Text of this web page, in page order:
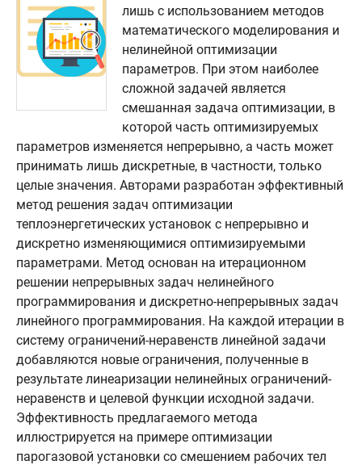
лишь с использованием методов
математического моделирования и
нелинейной оптимизации
параметров. При этом наиболее
сложной задачей является
смешанная задача оптимизации, в
которой часть оптимизируемых
параметров изменяется непрерывно, а часть может
принимать лишь дискретные, в частности, только
целые значения. Авторами разработан эффективный
метод решения задач оптимизации
теплоэнергетических установок с непрерывно и
дискретно изменяющимися оптимизируемыми
параметрами. Метод основан на итерационном
решении непрерывных задач нелинейного
программирования и дискретно-непрерывных задач
линейного программирования. На каждой итерации в
систему ограничений-неравенств линейной задачи
добавляются новые ограничения, полученные в
результате линеаризации нелинейных ограничений-
неравенств и целевой функции исходной задачи.
Эффективность предлагаемого метода
иллюстрируется на примере оптимизации
парогазовой установки со смешением рабочих тел